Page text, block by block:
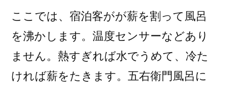
ここでは、宿泊客がが薪を割って風呂
を沸かします。温度センサーなどあり
ません。熱すぎれば水でうめて、冷た
ければ薪をたきます。五右衛門風呂に